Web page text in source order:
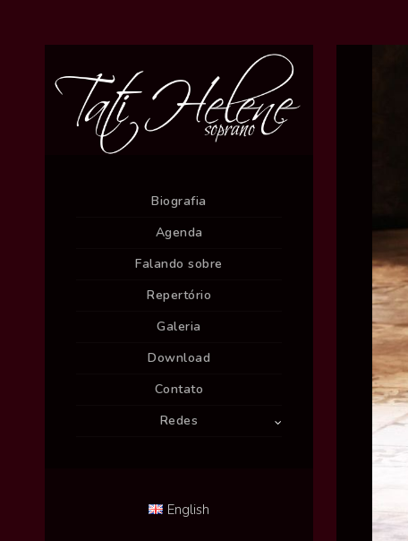
Biografia
Agenda
Falando sobre
Repertório
Galeria
Download
Contato
Redes
English